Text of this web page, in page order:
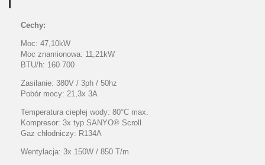
Cechy:
Moc: 47,10kW
Moc znamionowa: 11,21kW
BTU/h: 160 700
Zasilanie: 380V / 3ph / 50hz
Pobór mocy: 21,3x 3A
Temperatura ciepłej wody: 80°C max.
Kompresor: 3x typ SANYO® Scroll
Gaz chłodniczy: R134A
Wentylacja: 3x 150W / 850 T/m